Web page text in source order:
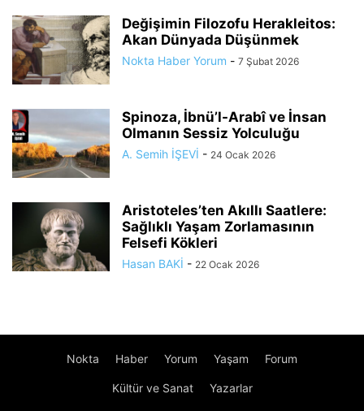
Değişimin Filozofu Herakleitos:
Akan Dünyada Düşünmek
Nokta Haber Yorum - 7 Şubat 2026
Spinoza, İbnü’l-Arabî ve İnsan
Olmanın Sessiz Yolculuğu
A. Semih İŞEVİ - 24 Ocak 2026
Aristoteles’ten Akıllı Saatlere:
Sağlıklı Yaşam Zorlamasının
Felsefi Kökleri
Hasan BAKİ - 22 Ocak 2026
Nokta Haber Yorum Yaşam Forum
Kültür ve Sanat Yazarlar